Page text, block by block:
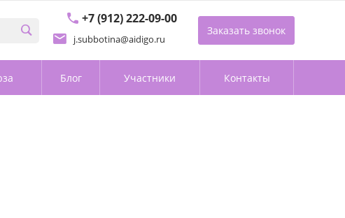
+7 (912) 222-09-00
j.subbotina@aidigo.ru
Заказать звонок
Блог Участники Контакты